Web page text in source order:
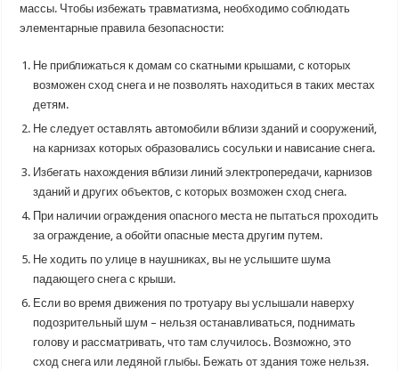
массы. Чтобы избежать травматизма, необходимо соблюдать
элементарные правила безопасности:
Не приближаться к домам со скатными крышами, с которых
возможен сход снега и не позволять находиться в таких местах
детям.
Не следует оставлять автомобили вблизи зданий и сооружений,
на карнизах которых образовались сосульки и нависание снега.
Избегать нахождения вблизи линий электропередачи, карнизов
зданий и других объектов, с которых возможен сход снега.
При наличии ограждения опасного места не пытаться проходить
за ограждение, а обойти опасные места другим путем.
Не ходить по улице в наушниках, вы не услышите шума
падающего снега с крыши.
Если во время движения по тротуару вы услышали наверху
подозрительный шум – нельзя останавливаться, поднимать
голову и рассматривать, что там случилось. Возможно, это
сход снега или ледяной глыбы. Бежать от здания тоже нельзя.